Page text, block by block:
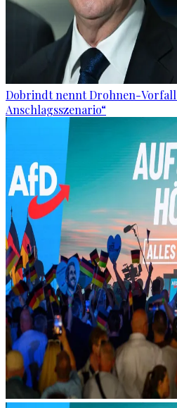
Dobrindt nennt Drohnen-
Anschlagsszenario“